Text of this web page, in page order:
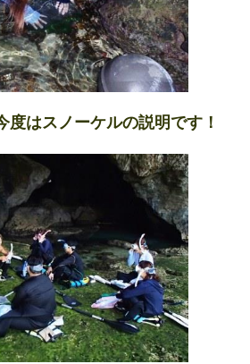
度はスノーケルの説明です！